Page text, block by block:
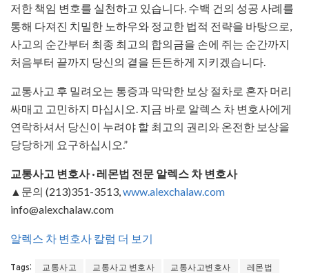
저한 책임 변호를 실천하고 있습니다. 수백 건의 성공 사례를
통해 다져진 치밀한 노하우와 정교한 법적 전략을 바탕으로,
사고의 순간부터 최종 최고의 합의금을 손에 쥐는 순간까지
처음부터 끝까지 당신의 곁을 든든하게 지키겠습니다.
교통사고 후 밀려오는 통증과 막막한 보상 절차로 혼자 머리
싸매고 고민하지 마십시오. 지금 바로 알렉스 차 변호사에게
연락하셔서 당신이 누려야 할 최고의 권리와 온전한 보상을
당당하게 요구하십시오.”
교통사고 변호사 · 레몬법 전문 알렉스 차 변호사
▲문의 (213)351-3513, www.alexchalaw.com
info@alexchalaw.com
알렉스 차 변호사 칼럼 더 보기
Tags: 교통사고 교통사고 변호사 교통사고변호사 레몬법